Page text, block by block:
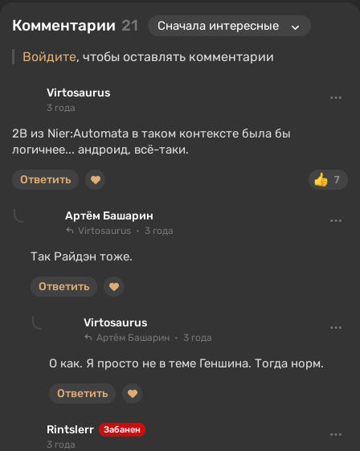
Комментарии 21
Войдите, чтобы оставлять комментарии
Virtosaurus
3 года
2В из Nier:Automata в таком контексте была бы
логичнее... андроид, всё-таки.
7
Ответить
Артём Башарин
Virtosaurus 3 года
Так Райдэн тоже.
Ответить
Virtosaurus
Артём Башарин 3 года
О как. Я просто не в теме Геншина. Тогда норм.
Ответить
Rintslerr Забанен
3 года